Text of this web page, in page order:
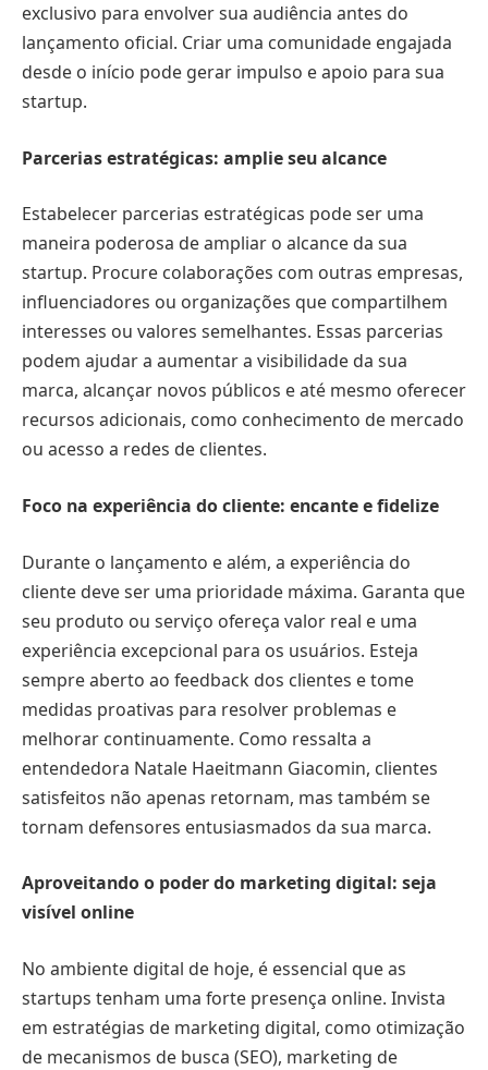
exclusivo para envolver sua audiência antes do
lançamento oficial. Criar uma comunidade engajada
desde o início pode gerar impulso e apoio para sua
startup.
Parcerias estratégicas: amplie seu alcance
Estabelecer parcerias estratégicas pode ser uma
maneira poderosa de ampliar o alcance da sua
startup. Procure colaborações com outras empresas,
influenciadores ou organizações que compartilhem
interesses ou valores semelhantes. Essas parcerias
podem ajudar a aumentar a visibilidade da sua
marca, alcançar novos públicos e até mesmo oferecer
recursos adicionais, como conhecimento de mercado
ou acesso a redes de clientes.
Foco na experiência do cliente: encante e fidelize
Durante o lançamento e além, a experiência do
cliente deve ser uma prioridade máxima. Garanta que
seu produto ou serviço ofereça valor real e uma
experiência excepcional para os usuários. Esteja
sempre aberto ao feedback dos clientes e tome
medidas proativas para resolver problemas e
melhorar continuamente. Como ressalta a
entendedora Natale Haeitmann Giacomin, clientes
satisfeitos não apenas retornam, mas também se
tornam defensores entusiasmados da sua marca.
Aproveitando o poder do marketing digital: seja
visível online
No ambiente digital de hoje, é essencial que as
startups tenham uma forte presença online. Invista
em estratégias de marketing digital, como otimização
de mecanismos de busca (SEO), marketing de